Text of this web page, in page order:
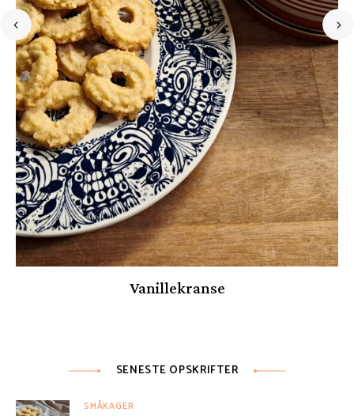
Vanillekranse
SENESTE OPSKRIFTER
SMÅKAGER